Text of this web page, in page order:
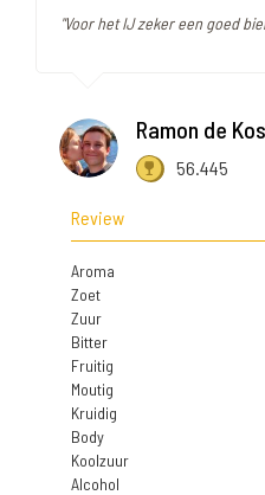
"Voor het IJ zeker een goed
Ramon de
56.445
Review
Aroma
Zoet
Zuur
Bitter
Fruitig
Moutig
Kruidig
Body
Koolzuur
Alcohol